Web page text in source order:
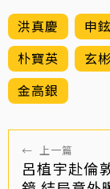
洪真慶 申
朴寶英
玄彬
金高銀
← 上一篇
呂植宇赴倫